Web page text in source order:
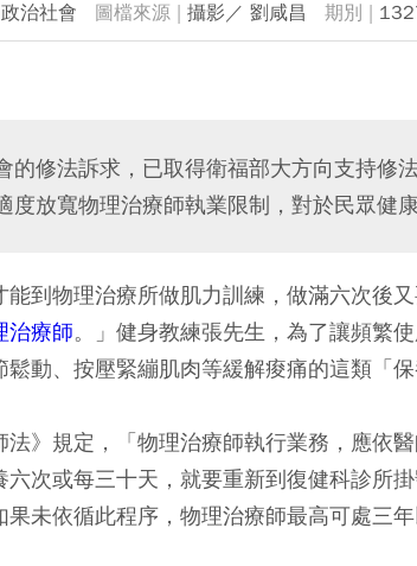
政治社會 攝影／ 劉咸昌
的修法訴求，已取得衛福部大方向支持修
度放寬物理治療師執業限制，對於民眾健康
能到物理治療所做肌力訓練，做滿六次後
治療師。」健身教練張先生，為了讓頻繁
動、按壓緊繃肌肉等緩解痠痛的這類「保
法》規定，「物理治療師執行業務，應依
六次或每三十天，就要重新到復健科診所
未依循此程序，物理治療師最高可處三年